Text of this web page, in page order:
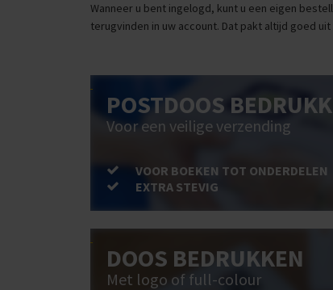
Wanneer u bent ingelogd, kunt u een eigen
terugvinden in uw account. Dat pakt altijd goed
POSTDOOS
Voor een veilige verzending
VOOR BOEKEN TOT ONDERDELEN
EXTRA STEVIG
DOOS BEDRUKKEN
Met logo of full-colour